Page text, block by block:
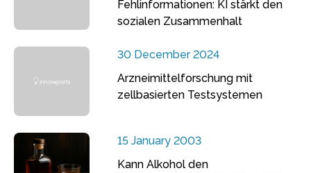
Fehlinformationen: KI stärkt den
sozialen Zusammenhalt
30 December 2024
Arzneimittelforschung mit
zellbasierten Testsystemen
15 January 2003
Kann Alkohol den